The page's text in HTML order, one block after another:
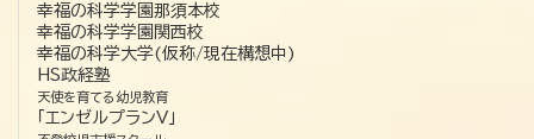
幸福の科学学園那須本校
幸福の科学学園関西校
幸福の科学大学(仮称/現在構想中)
HS政経塾
天使を育てる幼児教育
「エンゼルプランV」